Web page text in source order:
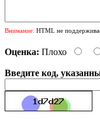
Внимание: HTML не
Оценка: Плохо
Введите код,